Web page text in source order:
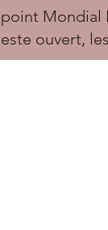
Mondial
ouvert,